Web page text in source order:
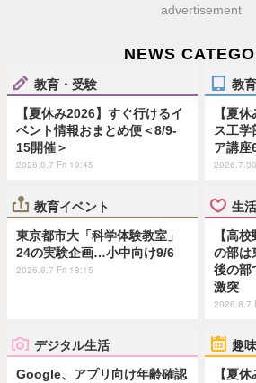
advertisement
NEWS
教育・受験
【夏休み2026】すぐ行けるイ
ベント情報おまとめ便＜8/9-
15開催＞
2026.8.7 Fri 19:45
教
【夏
ス工学
ア講座
教育イベント
東京都市大「科学体験教室」
24の実験企画…小中向け9/6
2026.8.7 Fri 18:15
生
【高
の部は
後の部
激突
2026.8.7
デジタル生活
Google、アプリ向け年齢確認
趣
【夏